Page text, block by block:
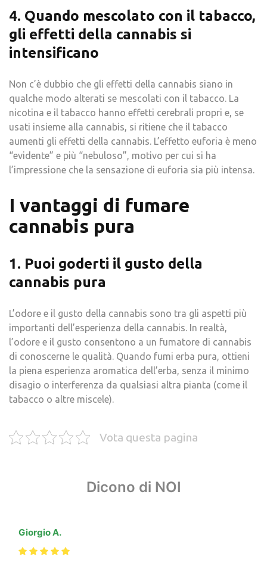
4. Quando mescolato con il tabacco,
gli effetti della cannabis si
intensificano
Non c’è dubbio che gli effetti della cannabis siano in
qualche modo alterati se mescolati con il tabacco. La
nicotina e il tabacco hanno effetti cerebrali propri e, se
usati insieme alla cannabis, si ritiene che il tabacco
aumenti gli effetti della cannabis. L’effetto euforia è meno
“evidente” e più “nebuloso”, motivo per cui si ha
l’impressione che la sensazione di euforia sia più intensa.
I vantaggi di fumare
cannabis pura
1. Puoi goderti il ​​gusto della
cannabis pura
L’odore e il gusto della cannabis sono tra gli aspetti più
importanti dell’esperienza della cannabis. In realtà,
l’odore e il gusto consentono a un fumatore di cannabis
di conoscerne le qualità. Quando fumi erba pura, ottieni
la piena esperienza aromatica dell’erba, senza il minimo
disagio o interferenza da qualsiasi altra pianta (come il
tabacco o altre miscele).
Vota questa pagina
Dicono di NOI
Giorgio A.